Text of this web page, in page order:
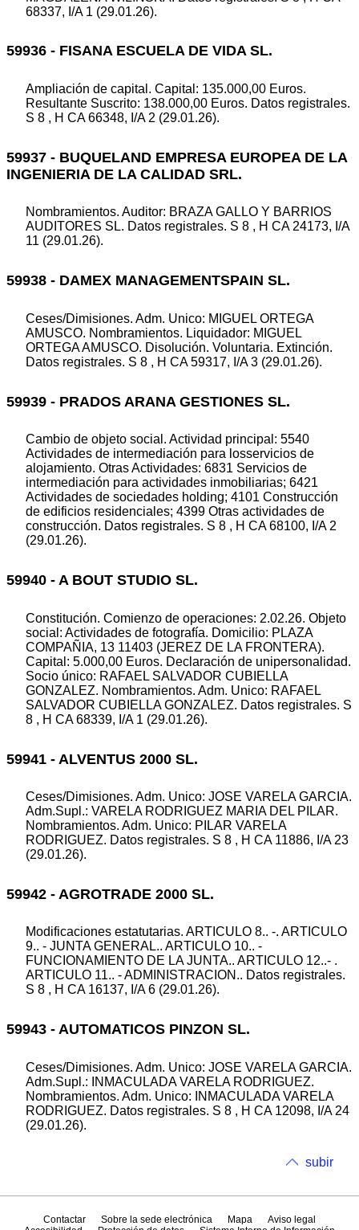
68337, I/A 1 (29.01.26).
59936 - FISANA ESCUELA DE VIDA SL.
Ampliación de capital. Capital: 135.000,00 Euros.
Resultante Suscrito: 138.000,00 Euros. Datos registrales.
S 8 , H CA 66348, I/A 2 (29.01.26).
59937 - BUQUELAND EMPRESA EUROPEA DE LA
INGENIERIA DE LA CALIDAD SRL.
Nombramientos. Auditor: BRAZA GALLO Y BARRIOS
AUDITORES SL. Datos registrales. S 8 , H CA 24173, I/A
11 (29.01.26).
59938 - DAMEX MANAGEMENTSPAIN SL.
Ceses/Dimisiones. Adm. Unico: MIGUEL ORTEGA
AMUSCO. Nombramientos. Liquidador: MIGUEL
ORTEGA AMUSCO. Disolución. Voluntaria. Extinción.
Datos registrales. S 8 , H CA 59317, I/A 3 (29.01.26).
59939 - PRADOS ARANA GESTIONES SL.
Cambio de objeto social. Actividad principal: 5540
Actividades de intermediación para losservicios de
alojamiento. Otras Actividades: 6831 Servicios de
intermediación para actividades inmobiliarias; 6421
Actividades de sociedades holding; 4101 Construcción
de edificios residenciales; 4399 Otras actividades de
construcción. Datos registrales. S 8 , H CA 68100, I/A 2
(29.01.26).
59940 - A BOUT STUDIO SL.
Constitución. Comienzo de operaciones: 2.02.26. Objeto
social: Actividades de fotografía. Domicilio: PLAZA
COMPAÑIA, 13 11403 (JEREZ DE LA FRONTERA).
Capital: 5.000,00 Euros. Declaración de unipersonalidad.
Socio único: RAFAEL SALVADOR CUBIELLA
GONZALEZ. Nombramientos. Adm. Unico: RAFAEL
SALVADOR CUBIELLA GONZALEZ. Datos registrales. S
8 , H CA 68339, I/A 1 (29.01.26).
59941 - ALVENTUS 2000 SL.
Ceses/Dimisiones. Adm. Unico: JOSE VARELA GARCIA.
Adm.Supl.: VARELA RODRIGUEZ MARIA DEL PILAR.
Nombramientos. Adm. Unico: PILAR VARELA
RODRIGUEZ. Datos registrales. S 8 , H CA 11886, I/A 23
(29.01.26).
59942 - AGROTRADE 2000 SL.
Modificaciones estatutarias. ARTICULO 8.. -. ARTICULO
9.. - JUNTA GENERAL.. ARTICULO 10.. -
FUNCIONAMIENTO DE LA JUNTA.. ARTICULO 12..- .
ARTICULO 11.. - ADMINISTRACION.. Datos registrales.
S 8 , H CA 16137, I/A 6 (29.01.26).
59943 - AUTOMATICOS PINZON SL.
Ceses/Dimisiones. Adm. Unico: JOSE VARELA GARCIA.
Adm.Supl.: INMACULADA VARELA RODRIGUEZ.
Nombramientos. Adm. Unico: INMACULADA VARELA
RODRIGUEZ. Datos registrales. S 8 , H CA 12098, I/A 24
(29.01.26).
subir
Contactar Sobre la sede electrónica Mapa
Aviso legal